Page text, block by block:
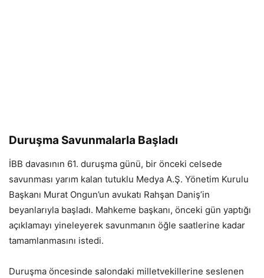
Duruşma Savunmalarla Başladı
İBB davasının 61. duruşma günü, bir önceki celsede
savunması yarım kalan tutuklu Medya A.Ş. Yönetim Kurulu
Başkanı Murat Ongun’un avukatı Rahşan Daniş’in
beyanlarıyla başladı. Mahkeme başkanı, önceki gün yaptığı
açıklamayı yineleyerek savunmanın öğle saatlerine kadar
tamamlanmasını istedi.
Duruşma öncesinde salondaki milletvekillerine seslenen